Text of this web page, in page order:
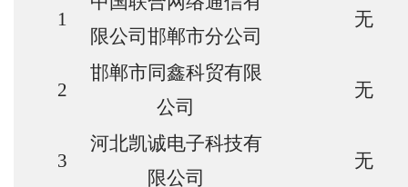
1
限公司邯郸市分公司
无
2
邯郸市同鑫科贸有限
公司
无
3
河北凯诚电子科技有
限公司
无